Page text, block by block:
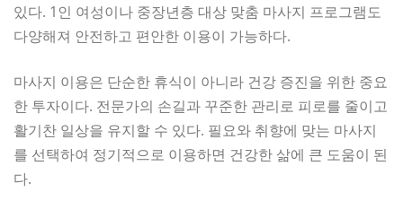
있다. 1인 여성이나 중장년층 대상 맞춤 마사지 프로그램도
다양해져 안전하고 편안한 이용이 가능하다.
마사지 이용은 단순한 휴식이 아니라 건강 증진을 위한 중요
한 투자이다. 전문가의 손길과 꾸준한 관리로 피로를 줄이고
활기찬 일상을 유지할 수 있다. 필요와 취향에 맞는 마사지
를 선택하여 정기적으로 이용하면 건강한 삶에 큰 도움이 된
다.